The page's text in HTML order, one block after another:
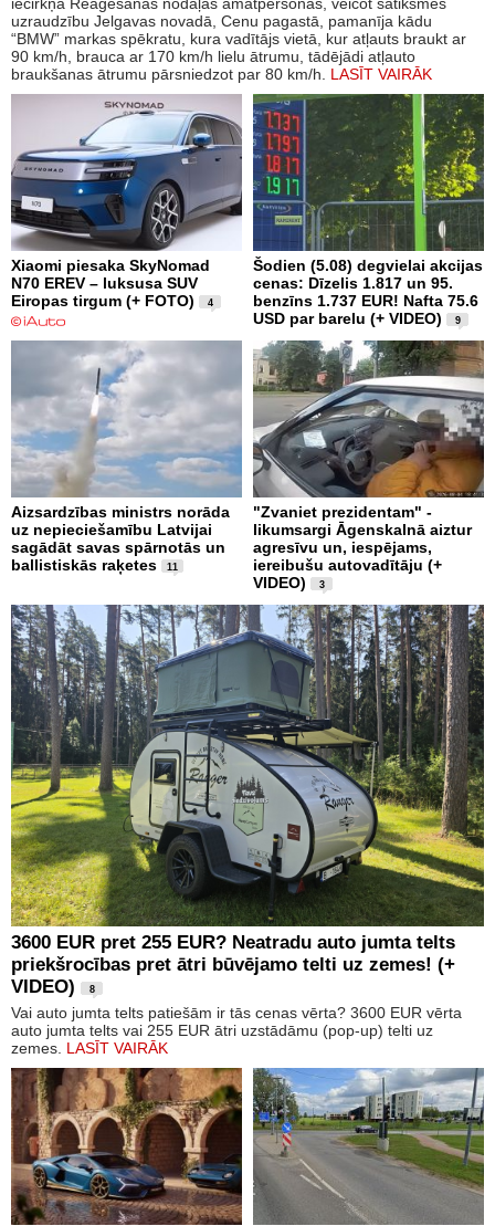
uzraudzību Jelgavas novadā, Cenu pagastā, pamanīja kādu
“BMW” markas spēkratu, kura vadītājs vietā, kur atļauts braukt ar
90 km/h, brauca ar 170 km/h lielu ātrumu, tādējādi atļauto
braukšanas ātrumu pārsniedzot par 80 km/h. LASĪT VAIRĀK
Xiaomi piesaka SkyNomad
N70 EREV – luksusa SUV
Eiropas tirgum (+ FOTO)
4
Šodien (5.08) degvielai akcijas
cenas: Dīzelis 1.817 un 95.
benzīns 1.737 EUR! Nafta 75.6
USD par barelu (+ VIDEO)
9
Aizsardzības ministrs norāda
uz nepieciešamību Latvijai
sagādāt savas spārnotās un
ballistiskās raķetes
11
"Zvaniet prezidentam" -
likumsargi Āgenskalnā aiztur
agresīvu un, iespējams,
iereibušu autovadītāju (+
VIDEO)
3
3600 EUR pret 255 EUR? Neatradu auto jumta telts
priekšrocības pret ātri būvējamo telti uz zemes! (+
VIDEO)
8
Vai auto jumta telts patiešām ir tās cenas vērta? 3600 EUR vērta
auto jumta telts vai 255 EUR ātri uzstādāmu (pop-up) telti uz
zemes. LASĪT VAIRĀK